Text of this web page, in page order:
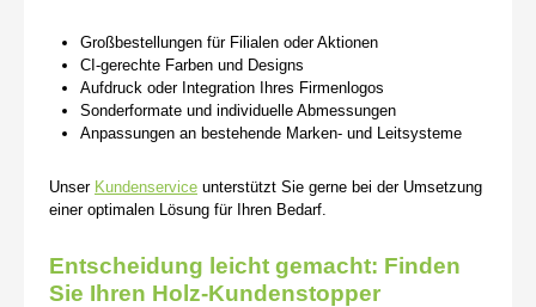
Großbestellungen für Filialen oder Aktionen
CI-gerechte Farben und Designs
Aufdruck oder Integration Ihres Firmenlogos
Sonderformate und individuelle Abmessungen
Anpassungen an bestehende Marken- und Leitsysteme
Unser Kundenservice unterstützt Sie gerne bei der Umsetzung
einer optimalen Lösung für Ihren Bedarf.
Entscheidung leicht gemacht: Finden
Sie Ihren Holz-Kundenstopper